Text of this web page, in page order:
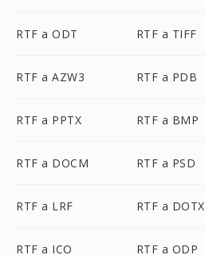
RTF a ODT RTF a TIFF
RTF a AZW3 RTF a PDB
RTF a PPTX RTF a BMP
RTF a DOCM RTF a PSD
RTF a LRF RTF a DOTX
RTF a ICO RTF a ODP